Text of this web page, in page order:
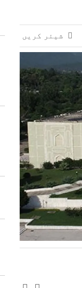
شکل دینے پر اتفاق
شیئر کریں